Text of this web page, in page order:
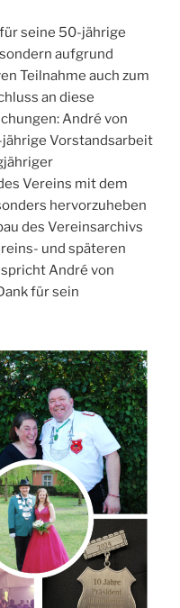
seine 50-jährige
aufgrund
Teilnahme auch zum
an diese
André von
Vorstandsarbeit
Vereins mit dem
hervorzuheben
des Vereinsarchivs
und späteren
André von
für sein